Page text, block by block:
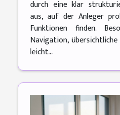
durch eine klar
aus, auf der Anleger
Funktionen finden.
Navigation,
leicht...